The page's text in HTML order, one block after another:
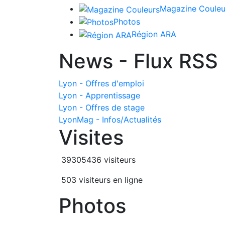
Magazine
Photos
Région ARA
News - Flux RSS
Lyon - Offres d'emploi
Lyon - Apprentissage
Lyon - Offres de stage
LyonMag - Infos/Actualités
Visites
39305436 visiteurs
503 visiteurs en ligne
Photos